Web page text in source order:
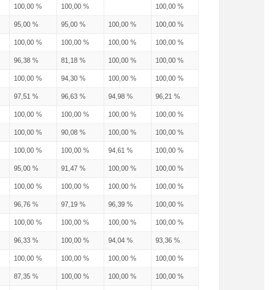
100,00 % 100,00 % 100,00 %
95,00 % 95,00 % 100,00 % 100,00 %
100,00 % 100,00 % 100,00 % 100,00 %
96,38 % 81,18 % 100,00 % 100,00 %
100,00 % 94,30 % 100,00 % 100,00 %
97,51 % 96,63 % 94,98 % 96,21 %
100,00 % 100,00 % 100,00 % 100,00 %
100,00 % 90,08 % 100,00 % 100,00 %
100,00 % 100,00 % 94,61 % 100,00 %
95,00 % 91,47 % 100,00 % 100,00 %
100,00 % 100,00 % 100,00 % 100,00 %
96,76 % 97,19 % 96,39 % 100,00 %
100,00 % 100,00 % 100,00 % 100,00 %
96,33 % 100,00 % 94,04 % 93,36 %
100,00 % 100,00 % 100,00 % 100,00 %
87,35 % 100,00 % 100,00 % 100,00 %